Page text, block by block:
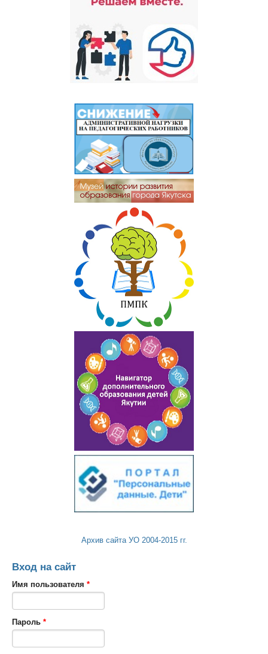
Архив сайта УО 2004-2015 гг.
Вход на сайт
Имя пользователя *
Пароль *